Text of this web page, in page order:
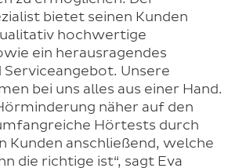
bietet seinen Kunden
hochwertige
ein herausragendes
Unsere
bei uns alles aus einer Hand.
näher auf den
Hörtests durch
Kunden anschließend, welche
die richtige ist“, sagt Eva